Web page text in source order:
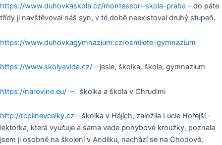
https://www.duhovkaskola.cz/montessori-skola-praha –do páte
třídy ji navštěvoval náš syn, v té době neexistoval druhý stupeň.
https://www.duhovkagymnazium.cz/osmilete-gymnazium
https://www.skolyavida.cz/ – jesle, školka, škola, gymnazium
https://narovine.eu/ – školka a škola v Chrudimi
http://rcpilnevcelky.cz – školka v Hájích, založila Lucie Hořejší –
lektorka, která vyučuje a sama vede pohybové kroužky, poznala
jsem ji osobně na školení v Andílku, nachází se na Chodově,